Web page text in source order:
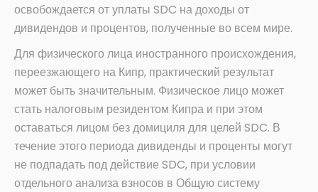
освобождается от уплаты SDC на доходы от
дивидендов и процентов, полученные во всем мире.
Для физического лица иностранного происхождения,
переезжающего на Кипр, практический результат
может быть значительным. Физическое лицо может
стать налоговым резидентом Кипра и при этом
оставаться лицом без домициля для целей SDC. В
течение этого периода дивиденды и проценты могут
не подпадать под действие SDC, при условии
отдельного анализа взносов в Общую систему